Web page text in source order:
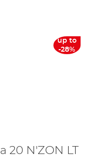
up to
-28%
20 N'ZON LT